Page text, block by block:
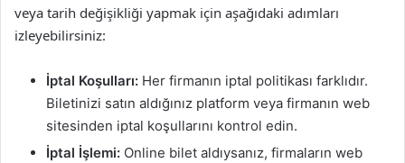
veya tarih değişikliği yapmak için aşağıdaki adımları
izleyebilirsiniz:
İptal Koşulları: Her firmanın iptal politikası farklıdır.
Biletinizi satın aldığınız platform veya firmanın web
sitesinden iptal koşullarını kontrol edin.
İptal İşlemi: Online bilet aldıysanız, firmaların web